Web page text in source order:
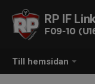
Till hemsidan
RP IF
F09-10